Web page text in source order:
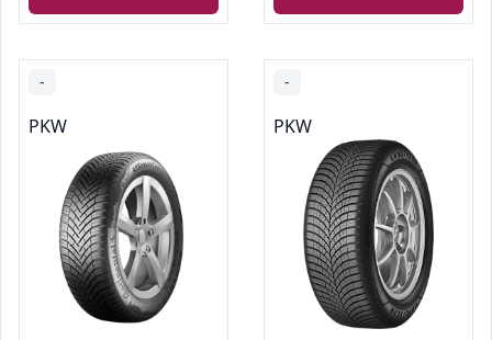
-
PKW
-
PKW